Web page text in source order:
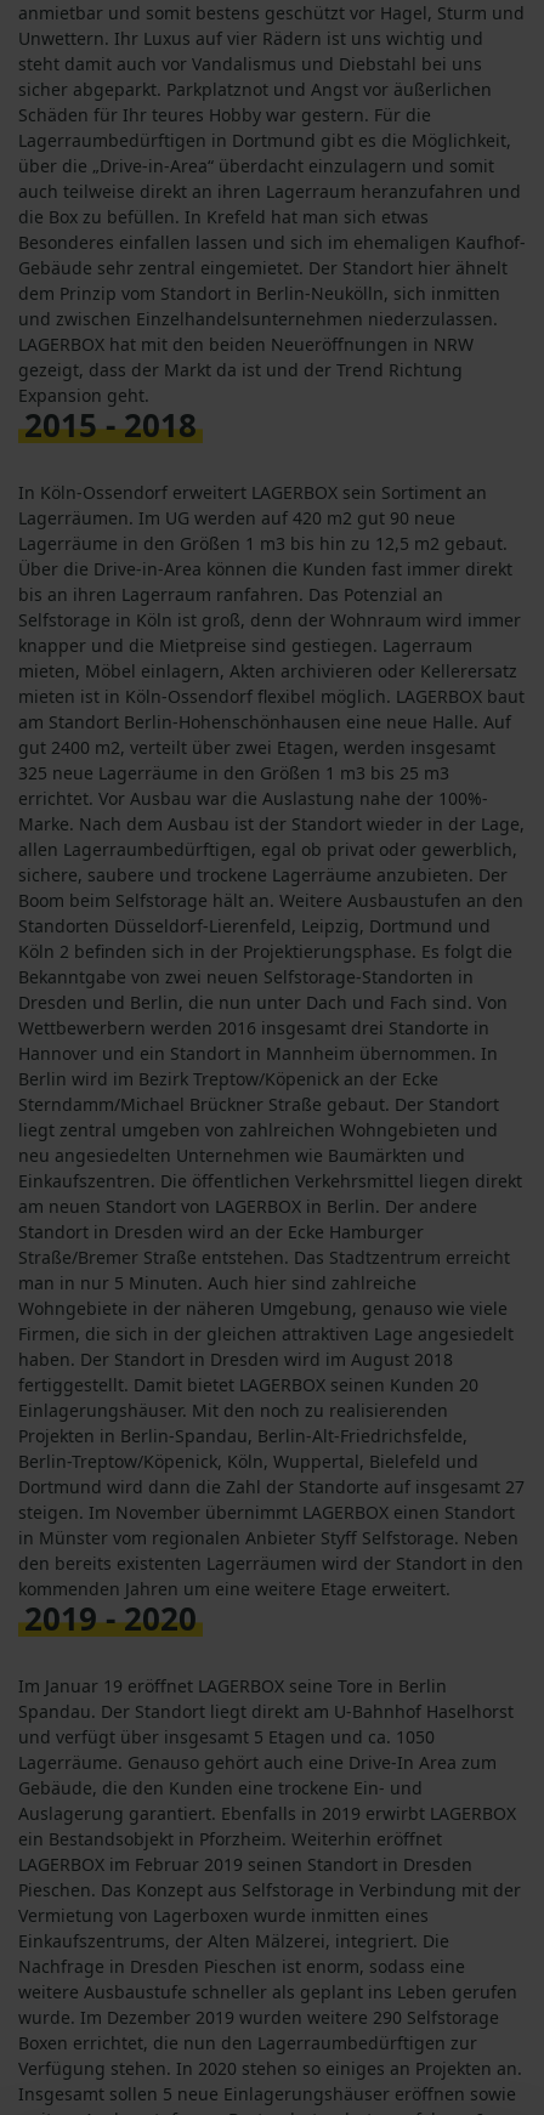
anmietbar und somit bestens geschützt vor Hagel, Sturm und
Unwettern. Ihr Luxus auf vier Rädern ist uns wichtig und
steht damit auch vor Vandalismus und Diebstahl bei uns
sicher abgeparkt. Parkplatznot und Angst vor äußerlichen
Schäden für Ihr teures Hobby war gestern. Für die
Lagerraumbedürftigen in Dortmund gibt es die Möglichkeit,
über die „Drive-in-Area“ überdacht einzulagern und somit
auch teilweise direkt an ihren Lagerraum heranzufahren und
die Box zu befüllen. In Krefeld hat man sich etwas
Besonderes einfallen lassen und sich im ehemaligen Kaufhof-
Gebäude sehr zentral eingemietet. Der Standort hier ähnelt
dem Prinzip vom Standort in Berlin-Neukölln, sich inmitten
und zwischen Einzelhandelsunternehmen niederzulassen.
LAGERBOX hat mit den beiden Neueröffnungen in NRW
gezeigt, dass der Markt da ist und der Trend Richtung
Expansion geht.
2015 - 2018
In Köln-Ossendorf erweitert LAGERBOX sein Sortiment an
Lagerräumen. Im UG werden auf 420 m2 gut 90 neue
Lagerräume in den Größen 1 m3 bis hin zu 12,5 m2 gebaut.
Über die Drive-in-Area können die Kunden fast immer direkt
bis an ihren Lagerraum ranfahren. Das Potenzial an
Selfstorage in Köln ist groß, denn der Wohnraum wird immer
knapper und die Mietpreise sind gestiegen. Lagerraum
mieten, Möbel einlagern, Akten archivieren oder Kellerersatz
mieten ist in Köln-Ossendorf flexibel möglich. LAGERBOX baut
am Standort Berlin-Hohenschönhausen eine neue Halle. Auf
gut 2400 m2, verteilt über zwei Etagen, werden insgesamt
325 neue Lagerräume in den Größen 1 m3 bis 25 m3
errichtet. Vor Ausbau war die Auslastung nahe der 100%-
Marke. Nach dem Ausbau ist der Standort wieder in der Lage,
allen Lagerraumbedürftigen, egal ob privat oder gewerblich,
sichere, saubere und trockene Lagerräume anzubieten. Der
Boom beim Selfstorage hält an. Weitere Ausbaustufen an den
Standorten Düsseldorf-Lierenfeld, Leipzig, Dortmund und
Köln 2 befinden sich in der Projektierungsphase. Es folgt die
Bekanntgabe von zwei neuen Selfstorage-Standorten in
Dresden und Berlin, die nun unter Dach und Fach sind. Von
Wettbewerbern werden 2016 insgesamt drei Standorte in
Hannover und ein Standort in Mannheim übernommen. In
Berlin wird im Bezirk Treptow/Köpenick an der Ecke
Sterndamm/Michael Brückner Straße gebaut. Der Standort
liegt zentral umgeben von zahlreichen Wohngebieten und
neu angesiedelten Unternehmen wie Baumärkten und
Einkaufszentren. Die öffentlichen Verkehrsmittel liegen direkt
am neuen Standort von LAGERBOX in Berlin. Der andere
Standort in Dresden wird an der Ecke Hamburger
Straße/Bremer Straße entstehen. Das Stadtzentrum erreicht
man in nur 5 Minuten. Auch hier sind zahlreiche
Wohngebiete in der näheren Umgebung, genauso wie viele
Firmen, die sich in der gleichen attraktiven Lage angesiedelt
haben. Der Standort in Dresden wird im August 2018
fertiggestellt. Damit bietet LAGERBOX seinen Kunden 20
Einlagerungshäuser. Mit den noch zu realisierenden
Projekten in Berlin-Spandau, Berlin-Alt-Friedrichsfelde,
Berlin-Treptow/Köpenick, Köln, Wuppertal, Bielefeld und
Dortmund wird dann die Zahl der Standorte auf insgesamt 27
steigen. Im November übernimmt LAGERBOX einen Standort
in Münster vom regionalen Anbieter Styff Selfstorage. Neben
den bereits existenten Lagerräumen wird der Standort in den
kommenden Jahren um eine weitere Etage erweitert.
2019 - 2020
Im Januar 19 eröffnet LAGERBOX seine Tore in Berlin
Spandau. Der Standort liegt direkt am U-Bahnhof Haselhorst
und verfügt über insgesamt 5 Etagen und ca. 1050
Lagerräume. Genauso gehört auch eine Drive-In Area zum
Gebäude, die den Kunden eine trockene Ein- und
Auslagerung garantiert. Ebenfalls in 2019 erwirbt LAGERBOX
ein Bestandsobjekt in Pforzheim. Weiterhin eröffnet
LAGERBOX im Februar 2019 seinen Standort in Dresden
Pieschen. Das Konzept aus Selfstorage in Verbindung mit der
Vermietung von Lagerboxen wurde inmitten eines
Einkaufszentrums, der Alten Mälzerei, integriert. Die
Nachfrage in Dresden Pieschen ist enorm, sodass eine
weitere Ausbaustufe schneller als geplant ins Leben gerufen
wurde. Im Dezember 2019 wurden weitere 290 Selfstorage
Boxen errichtet, die nun den Lagerraumbedürftigen zur
Verfügung stehen. In 2020 stehen so einiges an Projekten an.
Insgesamt sollen 5 neue Einlagerungshäuser eröffnen sowie